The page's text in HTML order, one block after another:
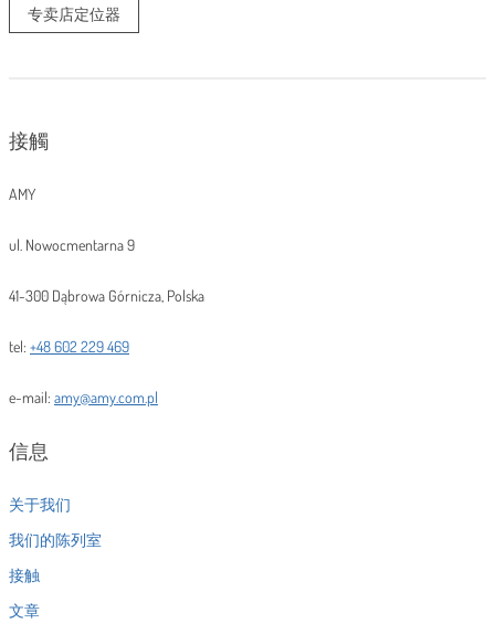
专卖店定位器
接觸
AMY
ul. Nowocmentarna 9
41-300 Dąbrowa Górnicza, Polska
tel: +48 602 229 469
e-mail: amy@amy.com.pl
信息
关于我们
我们的陈列室
接触
文章